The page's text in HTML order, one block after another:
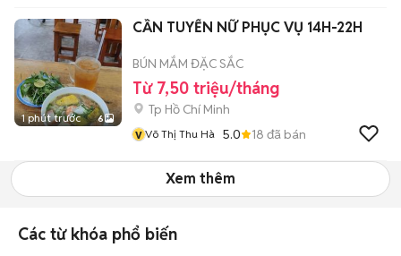
1 phút trước 6
CẦN TUYỂN NỮ PHỤC VỤ 14H-22H
BÚN MẮM ĐẶC SẮC
Từ 7,50 triệu/tháng
Tp Hồ Chí Minh
v Võ Thị Thu Hà 5.0 18 đã bán
Xem thêm
Các từ khóa phổ biến